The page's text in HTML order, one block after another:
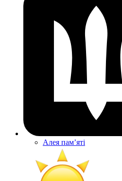
Алея памʼяті